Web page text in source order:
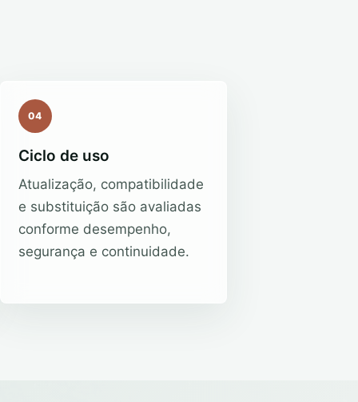
04
Ciclo de uso
Atualização, compatibilidade
e substituição são avaliadas
conforme desempenho,
segurança e continuidade.